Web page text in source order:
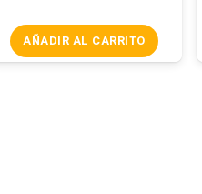
AÑADIR AL CARRITO